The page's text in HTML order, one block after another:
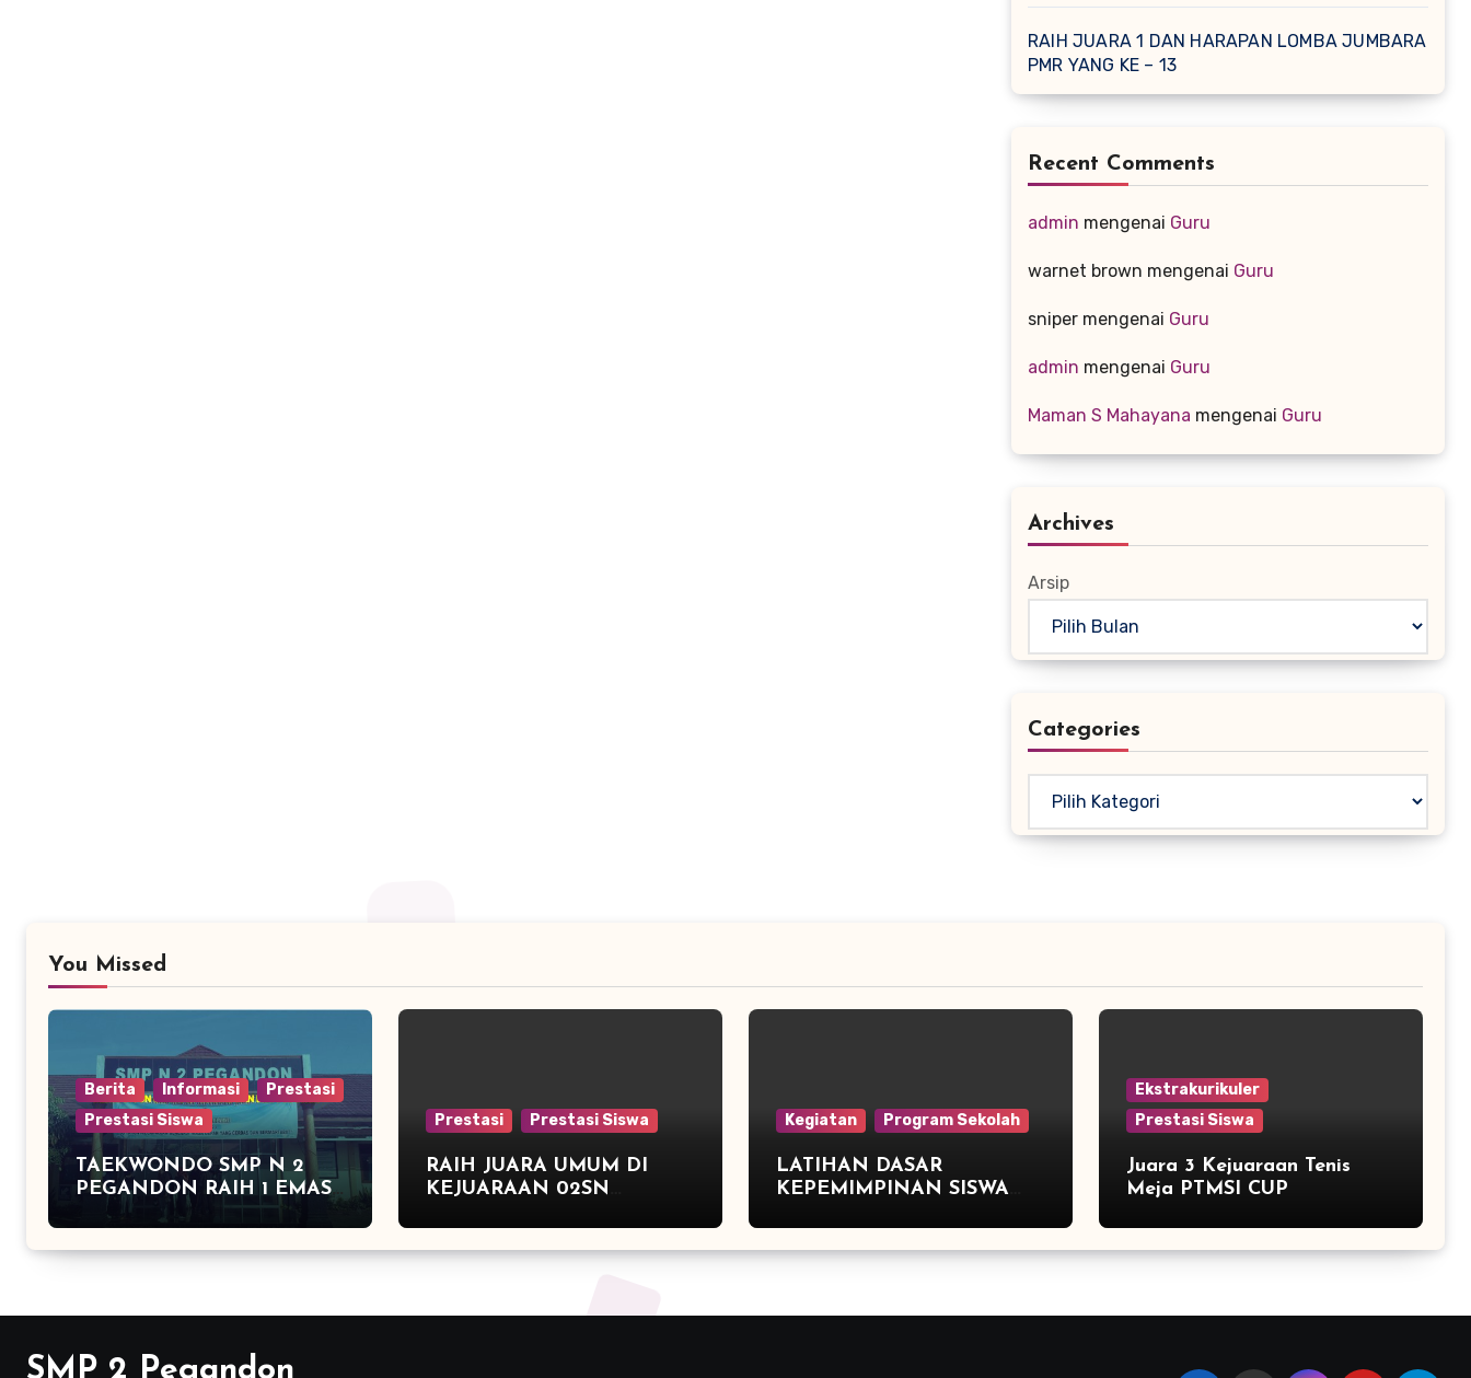
RAIH JUARA 1 DAN HARAPAN LOMBA JUMBARA
PMR YANG KE – 13
Recent Comments
admin mengenai Guru
warnet brown mengenai Guru
sniper mengenai Guru
admin mengenai Guru
Maman S Mahayana mengenai Guru
Archives
Arsip
Categories
You Missed
Berita Informasi
Prestasi
Prestasi Siswa
TAEKWONDO SMP N 2
PEGANDON RAIH 1 EMAS
DAN 2 PERAK DI
KAPOLRES CUP KENDAL
2016
Prestasi Prestasi Siswa
RAIH JUARA UMUM DI
KEJUARAAN 02SN
JUARA 3 TENIS MEJA
Kegiatan Program Sekolah
LATIHAN DASAR
KEPEMIMPINAN SISWA
PENGURUS OSIS PERIODE
TAHUN 2015/2016 SMP
Ekstrakurikuler
Prestasi Siswa
Juara 3 Kejuaraan Tenis
Meja PTMSI CUP
SMP 2 Pegandon